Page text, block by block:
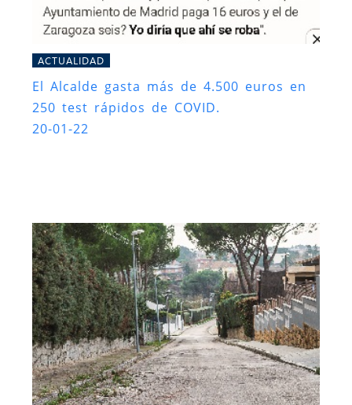
ACTUALIDAD
El Alcalde gasta más de 4.500 euros en
250 test rápidos de COVID.
20-01-22